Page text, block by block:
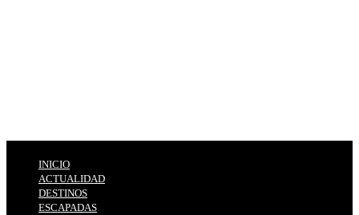
INICIO
ACTUALIDAD
DESTINOS
ESCAPADAS